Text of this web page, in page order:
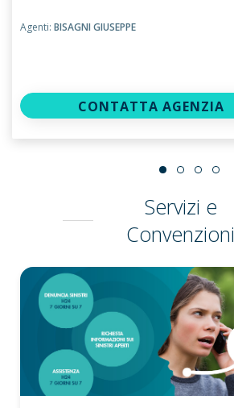
Agenti: BISAGNI GIUSEPPE
CONTATTA AGENZIA
Servizi e
Convenzioni